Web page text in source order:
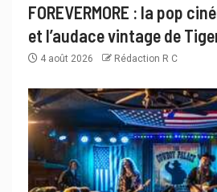
FOREVERMORE : la pop
et l’audace vintage de
4 août 2026 Rédaction R C